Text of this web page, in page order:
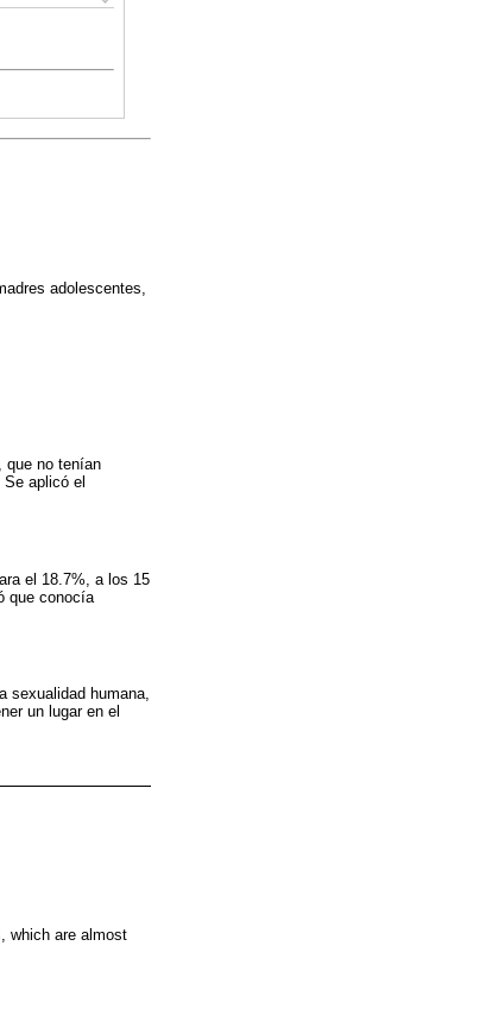
adolescentes,
que no tenían
aplicó el
el 18.7%, a los 15
que conocía
sexualidad humana,
un lugar en el
which are almost